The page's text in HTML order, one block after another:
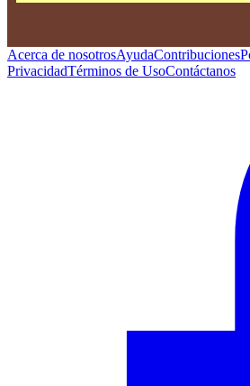
Acerca de nosotrosAyudaContribuciones
PrivacidadTérminos de UsoContáctanos